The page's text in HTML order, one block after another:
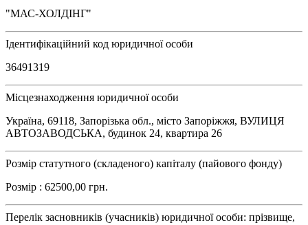
"МАС-ХОЛДІНГ"
Ідентифікаційний код юридичної особи
36491319
Місцезнаходження юридичної особи
Україна, 69118, Запорізька обл., місто Запоріжжя, ВУЛИЦЯ
АВТОЗАВОДСЬКА, будинок 24, квартира 26
Розмір статутного (складеного) капіталу (пайового фонду)
Розмір : 62500,00 грн.
Перелік засновників (учасників) юридичної особи: прізвище,